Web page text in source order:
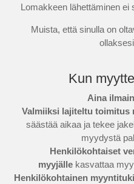
Lomakkeen lähettäminen ei
Muista, että sinulla on
Kun
Aina
Valmiiksi lajiteltu toimitus
säästää aikaa ja tekee
myydystä
Henkilökohtaiset
myyjällekasvattaa
Henkilökohtainen